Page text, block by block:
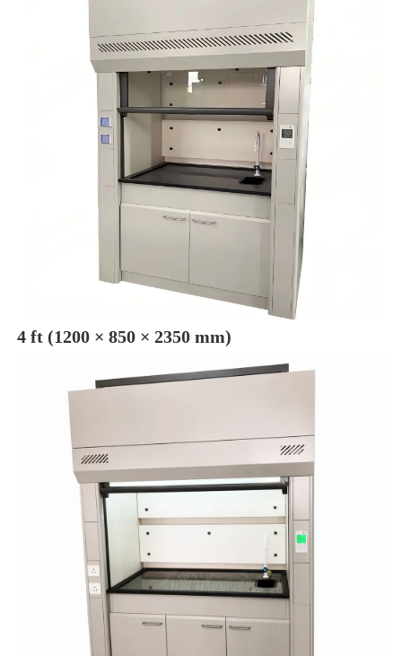
4 ft (1200 × 850 × 2350 mm)